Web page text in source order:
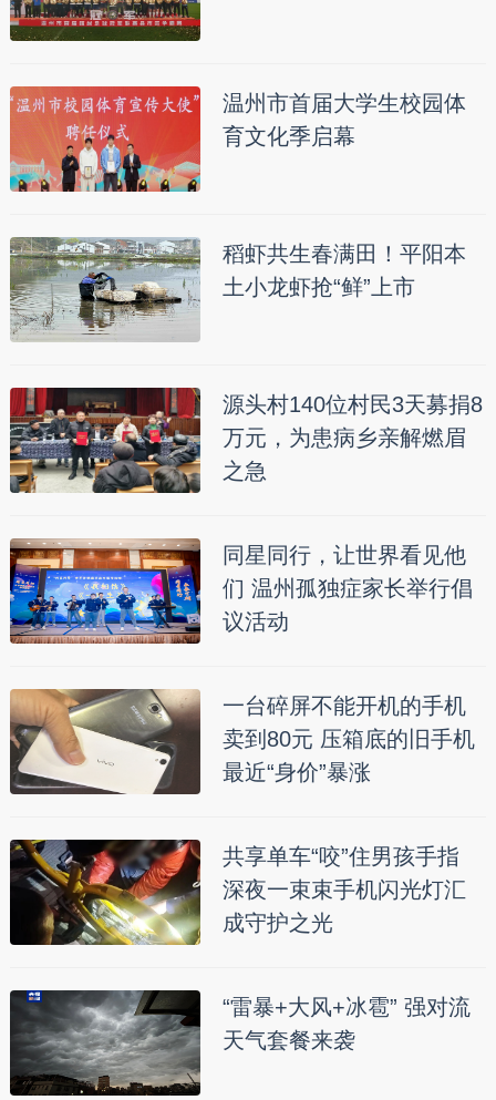
温州市首届大学生校园体
育文化季启幕
稻虾共生春满田！平阳本
土小龙虾抢“鲜”上市
源头村140位村民3天募捐8
万元，为患病乡亲解燃眉
之急
同星同行，让世界看见他
们 温州孤独症家长举行倡
议活动
一台碎屏不能开机的手机
卖到80元 压箱底的旧手机
最近“身价”暴涨
共享单车“咬”住男孩手指
深夜一束束手机闪光灯汇
成守护之光
“雷暴+大风+冰雹” 强对流
天气套餐来袭